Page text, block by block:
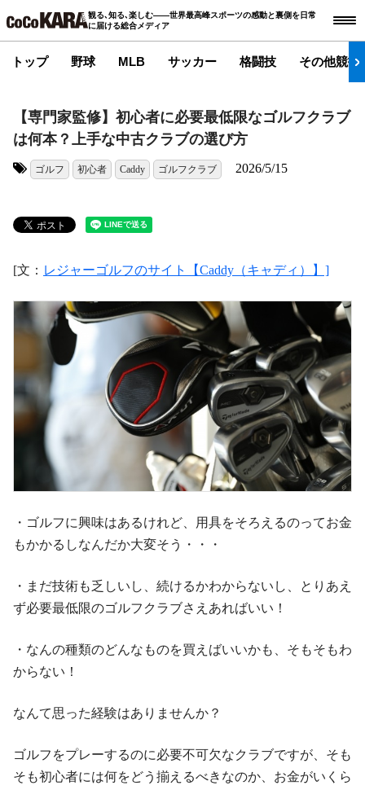
観る､知る､楽しむ――世界最高峰スポーツの感動と裏側を日常
に届ける総合メディア
トップ 野球 MLB サッカー 格闘技 その他競技
【専門家監修】初心者に必要最低限なゴルフクラブ
は何本？上手な中古クラブの選び方
ゴルフ 初心者 Caddy ゴルフクラブ 2026/5/15
[文： レジャーゴルフのサイト【Caddy（キャディ）】]
・ゴルフに興味はあるけれど、用具をそろえるのってお金
もかかるしなんだか大変そう・・・
・まだ技術も乏しいし、続けるかわからないし、とりあえ
ず必要最低限のゴルフクラブさえあればいい！
・なんの種類のどんなものを買えばいいかも、そもそもわ
からない！
なんて思った経験はありませんか？
ゴルフをプレーするのに必要不可欠なクラブですが、そも
そも初心者には何をどう揃えるべきなのか、お金がいくら